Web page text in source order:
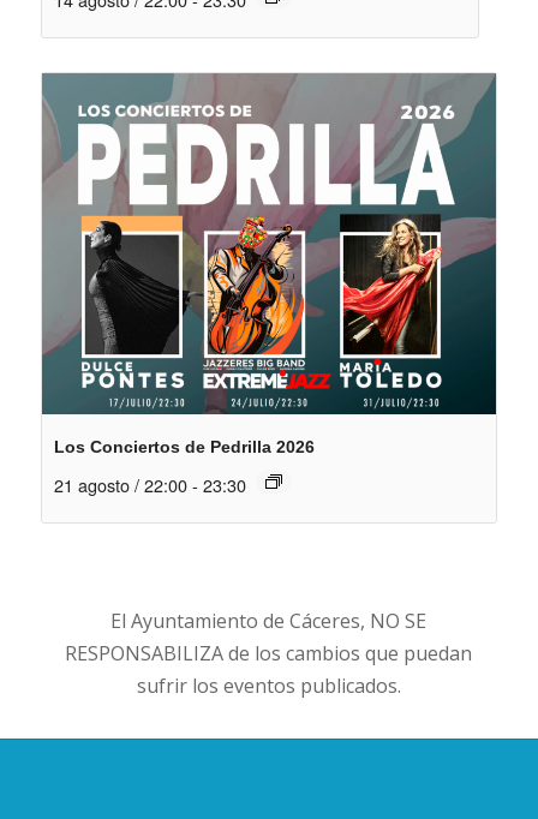
Los Conciertos de Pedrilla 2026
21 agosto / 22:00 - 23:30
El Ayuntamiento de Cáceres, NO SE
RESPONSABILIZA de los cambios que puedan
sufrir los eventos publicados.